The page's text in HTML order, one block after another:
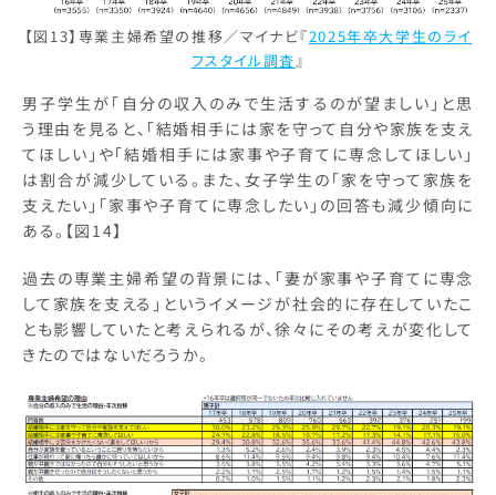
【図13】専業主婦希望の推移／マイナビ『2025年卒大学生のライ
フスタイル調査』
男子学生が「自分の収入のみで生活するのが望ましい」と思
う理由を見ると、「結婚相手には家を守って自分や家族を支え
てほしい」や「結婚相手には家事や子育てに専念してほしい」
は割合が減少している。また、女子学生の「家を守って家族を
支えたい」「家事や子育てに専念したい」の回答も減少傾向に
ある。【図14】
過去の専業主婦希望の背景には、「妻が家事や子育てに専念
して家族を支える」というイメージが社会的に存在していたこ
とも影響していたと考えられるが、徐々にその考えが変化して
きたのではないだろうか。